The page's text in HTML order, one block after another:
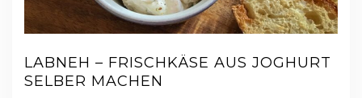
LABNEH – FRISCHKÄSE AUS JOGHURT
SELBER MACHEN